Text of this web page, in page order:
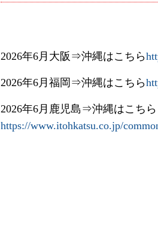
2026年6月大阪⇒沖縄はこちら
2026年6月福岡⇒沖縄はこちら
2026年6月鹿児島⇒沖縄はこちら
https://www.itohkatsu.co.jp/